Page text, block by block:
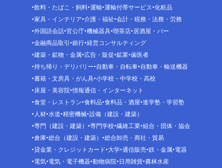
飲料・たばこ・飼料 運輸 運輸付帯サービス 化粧品
家具・インテリア 介護・福祉 会計・税務・法務・労務
外国語会話 官公庁 機械器具 喫茶店 居酒屋・バー
金融商品取引 銀行 経営コンサルティング
建築・鉱物・金属 広告・販促 鉱業 歯医者
持ち帰り・デリバリー 自動車・自転車 自動車・輸送機器
書籍・文房具・がん具 小学校・中学校・高校
床屋・美容院 情報通信・インターネット
食堂・レストラン 食料品 食料品・酒屋 進学塾・学習塾
人材 水道 精密機械 設備（建設・建築）
専門（建設・建築）
専門学校 繊維工業 組合・団体・協会
倉庫 総合（建設・建築）
総合卸売・商社・貿易
貸金業・クレジットカード 大学 通信販売 鉄・金属 電器
電気 電気・電子機器 動物病院 日用雑貨 農林水産